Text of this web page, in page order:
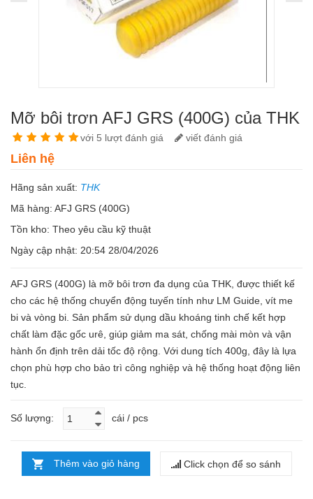
Mỡ bôi trơn AFJ GRS (400G) của THK
với 5 lượt đánh giá viết đánh giá
Liên hệ
Hãng sản xuất: THK
Mã hàng: AFJ GRS (400G)
Tồn kho: Theo yêu cầu kỹ thuật
Ngày cập nhật: 20:54 28/04/2026
AFJ GRS (400G) là mỡ bôi trơn đa dụng của THK, được thiết kế
cho các hệ thống chuyển động tuyến tính như LM Guide, vít me
bi và vòng bi. Sản phẩm sử dụng dầu khoáng tinh chế kết hợp
chất làm đặc gốc urê, giúp giảm ma sát, chống mài mòn và vận
hành ổn định trên dải tốc độ rộng. Với dung tích 400g, đây là lựa
chọn phù hợp cho bảo trì công nghiệp và hệ thống hoạt động liên
tục.
Số lượng: cái / pcs
Thêm vào giỏ hàng Click chọn để so sánh